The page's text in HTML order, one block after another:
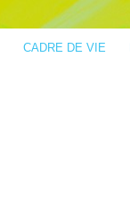
CADRE DE VIE